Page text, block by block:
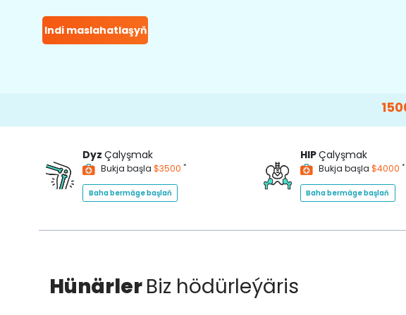
Indi maslahatlaşyň
Dyz Çalyşmak
Bukja başla $3500 *
Baha bermäge başlaň
HIPÇalyşmak
Bukja başla $4000 *
Baha bermäge başlaň
HünärlerBiz hödürleýäris